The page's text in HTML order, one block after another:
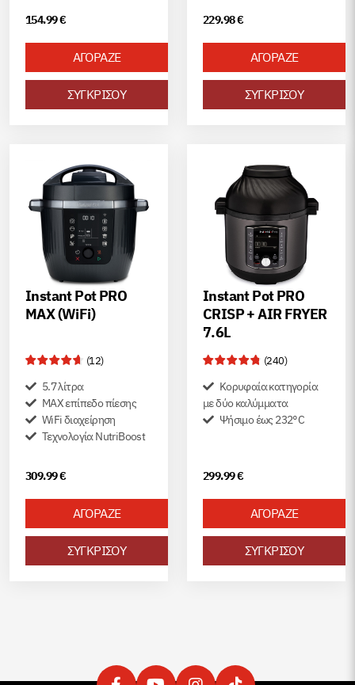
154.99€
ΑΓΟΡΑΖΕ
ΣΥΓΚΡΙΣΟΥ
229.98€
ΑΓΟΡΑΖΕ
ΣΥΓΚΡΙΣΟΥ
Instant Pot PRO
MAX (WiFi)
(12)
5.7 λίτρα
MAX επίπεδο πίεσης
WiFi διαχείρηση
Τεχνολογία NutriBoost
309.99€
ΑΓΟΡΑΖΕ
ΣΥΓΚΡΙΣΟΥ
Instant Pot PRO
CRISP + AIR FRYER
7.6L
(240)
Κορυφαία κατηγορία
με δύο καλύμματα
Ψήσιμο έως 232°C
299.99€
ΑΓΟΡΑΖΕ
ΣΥΓΚΡΙΣΟΥ